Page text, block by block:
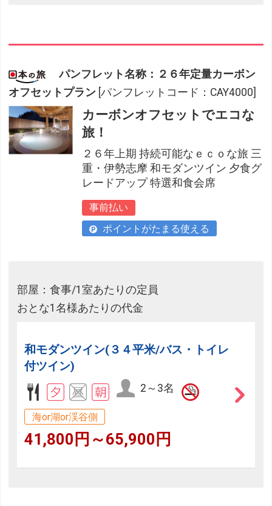
パンフレット名称：２６年定量カーボン
オフセットプラン [パンフレットコード：CAY4000]
カーボンオフセットでエコな
旅！
２６年上期 持続可能なｅｃｏな旅 三
重・伊勢志摩 和モダンツイン 夕食グ
レードアップ 特選和食会席
事前払い
ポイントがたまる使える
部屋：食事/1室あたりの定員
おとな1名様あたりの代金
和モダンツイン(３４平米/バス・トイレ
付ツイン)
2～3名
海or湖or渓谷側
41,800円～65,900円